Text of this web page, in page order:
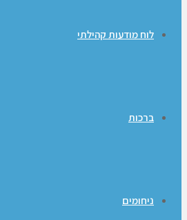
לוח מודעות קהילתי
ברכות
ניחומים